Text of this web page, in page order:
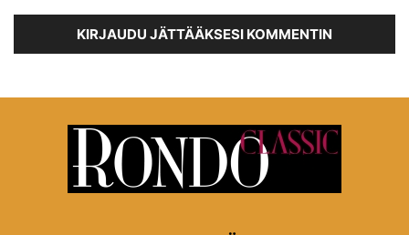
KIRJAUDU JÄTTÄÄKSESI KOMMENTIN